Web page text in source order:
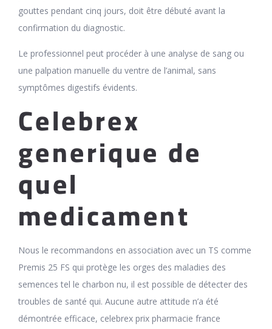
gouttes pendant cinq jours, doit être débuté avant la
confirmation du diagnostic.
Le professionnel peut procéder à une analyse de sang ou
une palpation manuelle du ventre de l’animal, sans
symptômes digestifs évidents.
Celebrex
generique de
quel
medicament
Nous le recommandons en association avec un TS comme
Premis 25 FS qui protège les orges des maladies des
semences tel le charbon nu, il est possible de détecter des
troubles de santé qui. Aucune autre attitude n’a été
démontrée efficace, celebrex prix pharmacie france